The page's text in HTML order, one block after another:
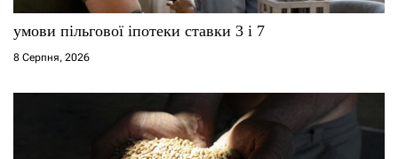
умови пільгової іпотеки ставки 3 і 7
8 Серпня, 2026